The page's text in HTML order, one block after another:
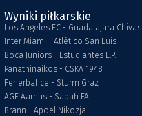
Wyniki piłkarskie
Los Angeles FC - Guadalajara Chivas
Inter Miami - Atlético San Luis
Boca Juniors - Estudiantes L.P.
Panathinaikos - CSKA 1948
Fenerbahce - Sturm Graz
AGF Aarhus - Sabah FA
Brann - Apoel Nikozja